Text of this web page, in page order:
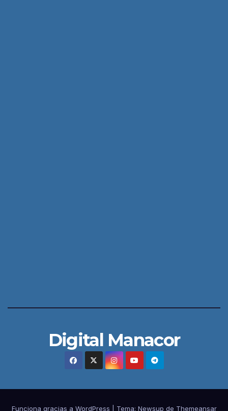
Digital Manacor
Funciona gracias a WordPress Tema: Newsup de Themeansar